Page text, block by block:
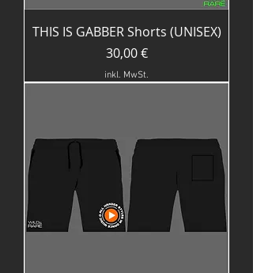
THIS IS GABBER Shorts (UNISEX)
Preis
30,00 €
inkl. MwSt.